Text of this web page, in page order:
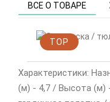
ВСЕ О ТОВАРЕ
TOP
Характеристики:
(м) - 4,7 / Высота (м)